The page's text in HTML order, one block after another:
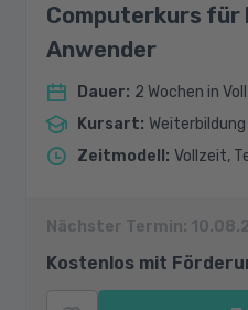
Computerkurs für
Anwender
Dauer: 2 Wochen in
Kursart: Weiterbildung
Zeitmodell : Vollzeit,
Nächster Termin:
Kostenlos mit